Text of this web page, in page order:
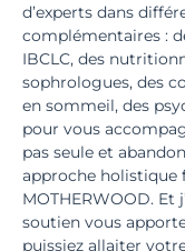
d’experts dans
complémentaires :
IBCLC, des
sophrologues, des
en sommeil, des
pour vous
pas seule et
approche holistique
MOTHERWOOD. Et
soutien vous
puissiez allaiter